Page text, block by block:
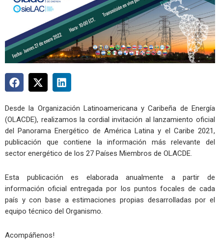
Desde la Organización Latinoamericana y Caribeña de Energía
(OLACDE), realizamos la cordial invitación al lanzamiento oficial
del Panorama Energético de América Latina y el Caribe 2021,
publicación que contiene la información más relevante del
sector energético de los 27 Países Miembros de OLACDE.
Esta publicación es elaborada anualmente a partir de
información oficial entregada por los puntos focales de cada
país y con base a estimaciones propias desarrolladas por el
equipo técnico del Organismo.
Acompáñenos!